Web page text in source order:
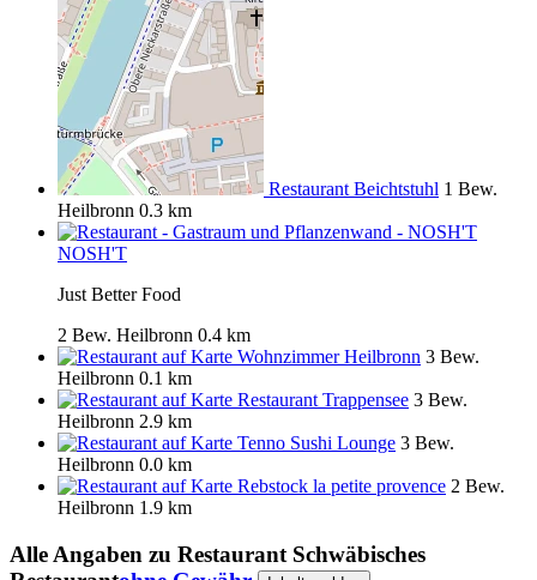
Restaurant Beichtstuhl 1 Bew.
Heilbronn 0.3 km
NOSH'T
Just Better Food
2 Bew. Heilbronn 0.4 km
Wohnzimmer Heilbronn 3 Bew.
Heilbronn 0.1 km
Restaurant Trappensee 3 Bew.
Heilbronn 2.9 km
Tenno Sushi Lounge 3 Bew.
Heilbronn 0.0 km
Rebstock la petite provence 2 Bew.
Heilbronn 1.9 km
Alle Angaben zu Restaurant Schwäbisches